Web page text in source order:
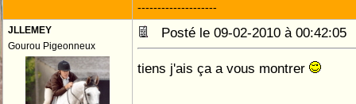
--------------------
JLLEMEY
Gourou Pigeonneux
Posté le 09-02-2010 à
tiens j'ais ça a vous montrer